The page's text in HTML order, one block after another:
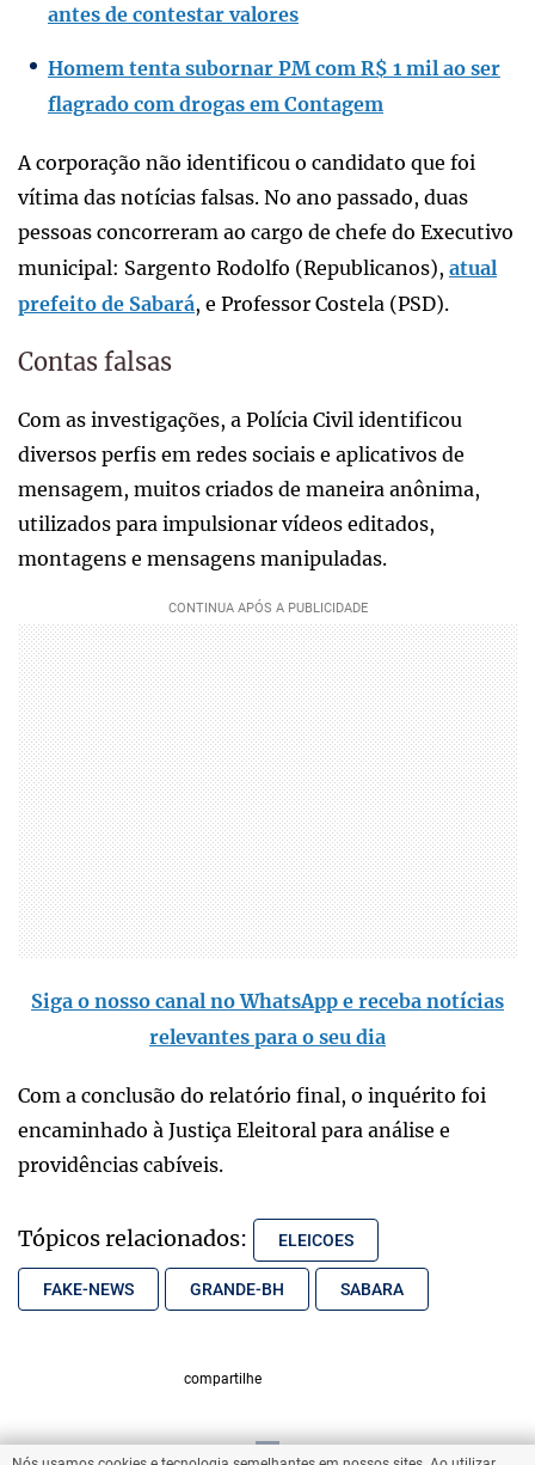
antes de contestar valores
Homem tenta subornar PM com R$ 1 mil ao ser
flagrado com drogas em Contagem
A corporação não identificou o candidato que foi
vítima das notícias falsas. No ano passado, duas
pessoas concorreram ao cargo de chefe do Executivo
municipal: Sargento Rodolfo (Republicanos), atual
prefeito de Sabará, e Professor Costela (PSD).
Contas falsas
Com as investigações, a Polícia Civil identificou
diversos perfis em redes sociais e aplicativos de
mensagem, muitos criados de maneira anônima,
utilizados para impulsionar vídeos editados,
montagens e mensagens manipuladas.
Siga o nosso canal no WhatsApp e receba notícias
relevantes para o seu dia
Com a conclusão do relatório final, o inquérito foi
encaminhado à Justiça Eleitoral para análise e
providências cabíveis.
Tópicos relacionados: ELEICOES
FAKE-NEWS GRANDE-BH SABARA
compartilhe